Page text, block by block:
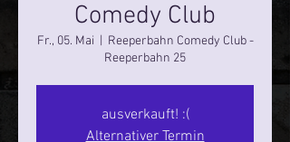
Comedy Club
Fr., 05. Mai
Reeperbahn Comedy Club -
Reeperbahn 25
ausverkauft! :(
Alternativer Termin